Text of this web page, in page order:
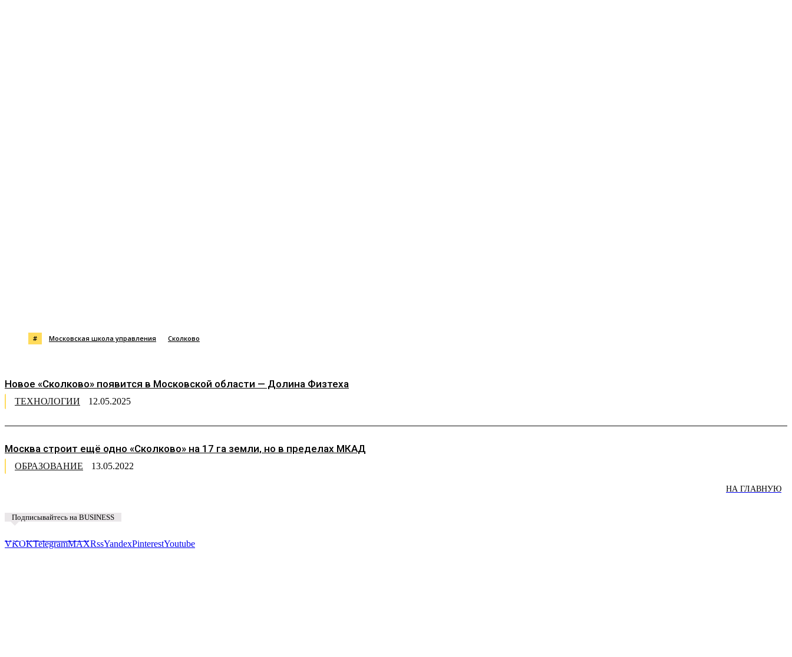
# Московская школа управления Сколково
Новое «Сколково» появится в Московской области — Долина Физтеха
ТЕХНОЛОГИИ 12.05.2025
Москва строит ещё одно «Сколково» на 17 га земли, но в пределах МКАД
ОБРАЗОВАНИЕ 13.05.2022
НА ГЛАВНУЮ
Подписывайтесь на BUSINESS
VKOKTelegramMAXRssYandexPinterestYoutube